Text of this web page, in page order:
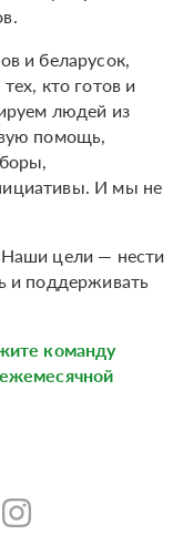
и беларусок,
кто готов и
людей из
помощь,
И мы не
цели — нести
и поддерживать
команду